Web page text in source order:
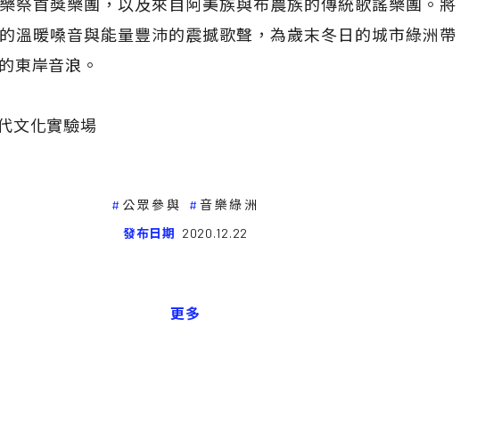
祭首獎樂團，以及來自阿美族與布農族的傳統歌謠樂團。將
溫暖嗓音與能量豐沛的震撼歌聲，為歲末冬日的城市綠洲帶
東岸音浪。
文化實驗場
公眾參與
音樂綠洲
發布日期 2020.12.22
更多